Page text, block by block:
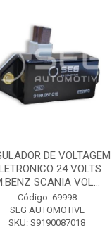
DE VOLTAGEM
24 VOLTS
SCANIA VOL...
Código: 69998
SEG AUTOMOTIVE
SKU: S9190087018